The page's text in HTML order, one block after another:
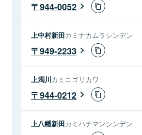
944-0052
上中村新田カミナカムラシンデン
949-2233
上濁川カミニゴリカワ
944-0212
上八幡新田カミハチマンシンデン